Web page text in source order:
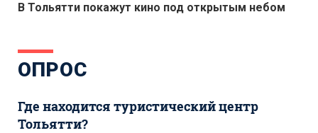
В Тольятти покажут кино под открытым небом
ОПРОС
Где находится туристический центр
Тольятти?